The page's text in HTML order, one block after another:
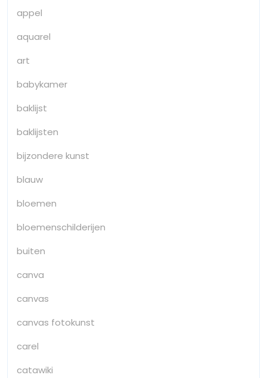
appel
aquarel
art
babykamer
baklijst
baklijsten
bijzondere kunst
blauw
bloemen
bloemenschilderijen
buiten
canva
canvas
canvas fotokunst
carel
catawiki